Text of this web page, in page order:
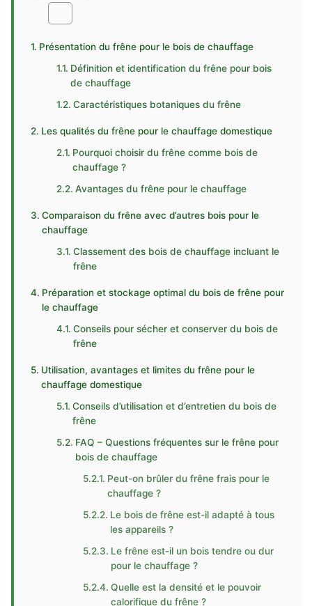
Présentation du frêne pour le bois de chauffage
Définition et identification du frêne pour bois
de chauffage
Caractéristiques botaniques du frêne
Les qualités du frêne pour le chauffage domestique
Pourquoi choisir du frêne comme bois de
chauffage ?
Avantages du frêne pour le chauffage
Comparaison du frêne avec d’autres bois pour le
chauffage
Classement des bois de chauffage incluant le
frêne
Préparation et stockage optimal du bois de frêne pour
le chauffage
Conseils pour sécher et conserver du bois de
frêne
Utilisation, avantages et limites du frêne pour le
chauffage domestique
Conseils d’utilisation et d’entretien du bois de
frêne
FAQ – Questions fréquentes sur le frêne pour
bois de chauffage
Peut-on brûler du frêne frais pour le
chauffage ?
Le bois de frêne est-il adapté à tous
les appareils ?
Le frêne est-il un bois tendre ou dur
pour le chauffage ?
Quelle est la densité et le pouvoir
calorifique du frêne ?